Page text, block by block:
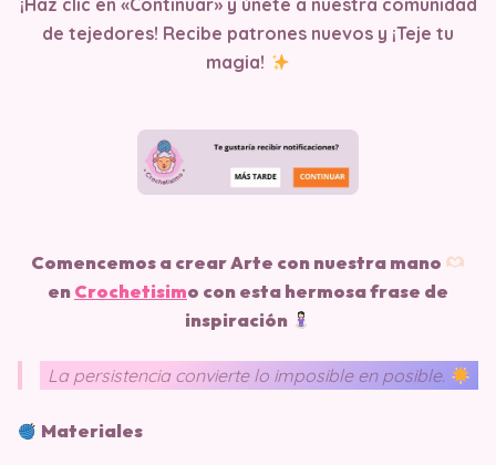
¡Haz clic en «Continuar» y únete a nuestra comunidad
de tejedores! Recibe patrones nuevos y ¡Teje tu
magia!
Comencemos a crear Arte con nuestra mano
en Crochetisimo con esta hermosa frase de
inspiración
La persistencia convierte lo imposible en posible.
Materiales